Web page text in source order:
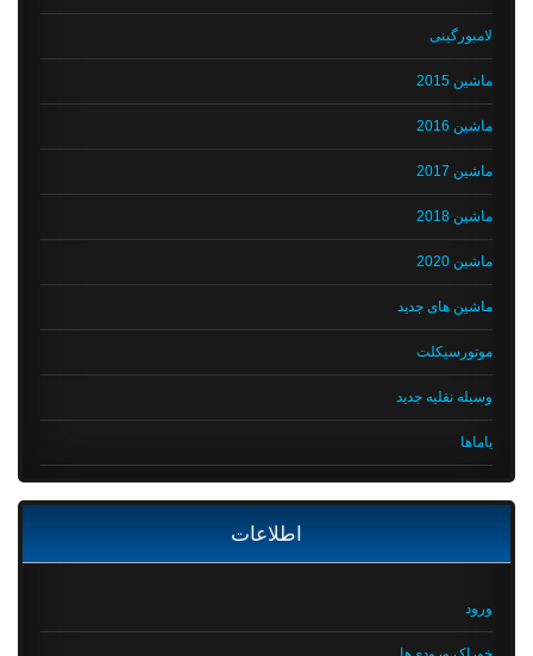
لامبورگینی
ماشین 2015
ماشین 2016
ماشین 2017
ماشین 2018
ماشین 2020
ماشین های جدید
موتورسیکلت
وسیله نقلیه جدید
یاماها
اطلاعات
ورود